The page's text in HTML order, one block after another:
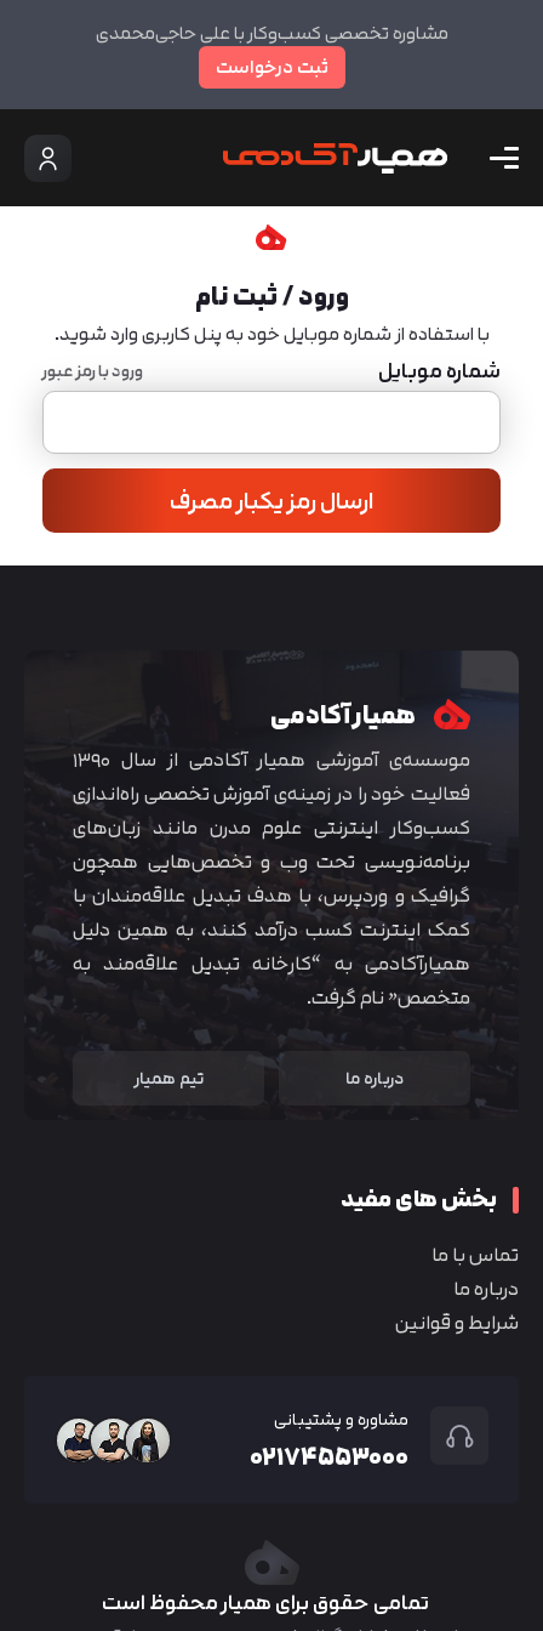
مشاوره تخصصی کسب‌وکار با علی حاجی‌محمدی
ثبت درخواست
ورود / ثبت نام
با استفاده از شماره موبایل خود به پنل کاربری وارد شوید.
شماره موبایل ورود با رمز عبور
ارسال رمز یکبار مصرف
همیار آکادمی
موسسه‌ی آموزشی همیار آکادمی از سال ۱۳۹۰
فعالیت خود را در زمینه‌ی آموزش تخصصی راه‌اندازی
کسب‌و‌کار اینترنتی علوم مدرن مانند زبان‌های
برنامه‌نویسی تحت وب و تخصص‌هایی همچون
گرافیک و وردپرس، با هدف تبدیل علاقه‌مندان با
کمک اینترنت کسب درآمد کنند، به همین دلیل
همیارآکادمی به “کارخانه تبدیل علاقه‌مند به
متخصص” نام گرفت.
درباره ما تیم همیار
بخش های مفید
تماس با ما
درباره ما
شرایط و قوانین
مشاوره و پشتیبانی
۰۲۱۷۴۵۵۳۰۰۰
تمامی حقوق برای همیار محفوظ است
متوجه شدم